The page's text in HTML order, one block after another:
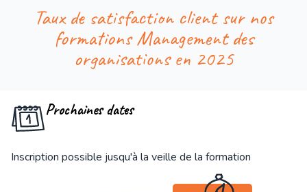
Taux de satisfaction client sur nos
formations Management des
organisations en 2025
Prochaines dates
Inscription possible jusqu'à la veille de la formation